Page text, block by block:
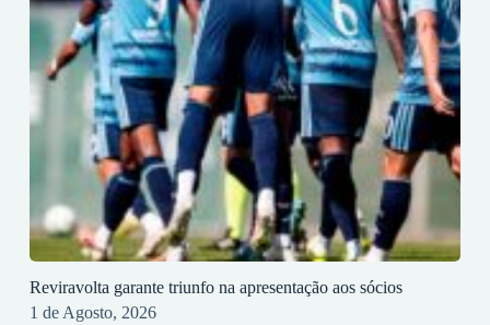
Reviravolta garante triunfo na apresentação aos sócios
1 de Agosto, 2026